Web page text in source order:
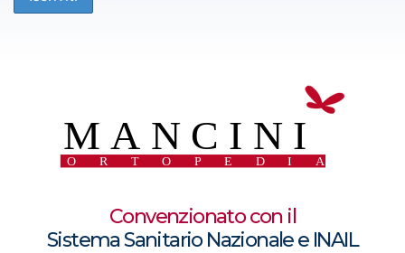
Convenzionato con il
Sistema Sanitario Nazionale e INAIL